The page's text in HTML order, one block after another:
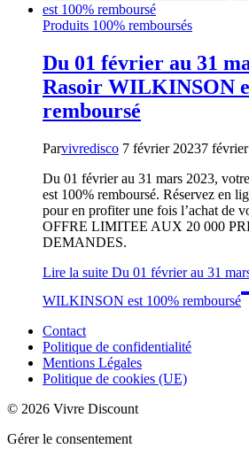
Produits 100% remboursés
Du 01 février au 31
Rasoir WILKINSON
remboursé
Parvivredisco 7 février 20237
Du 01 février au 31 mars 2023,
est 100% remboursé. Réservez en
pour en profiter une fois l’achat de
OFFRE LIMITEE AUX 20 000
DEMANDES.
Lire la suite Du 01 février au 31
WILKINSON est 100% remboursé
Contact
Politique de confidentialité
Mentions Légales
Politique de cookies (UE)
© 2026 Vivre Discount
Gérer le consentement